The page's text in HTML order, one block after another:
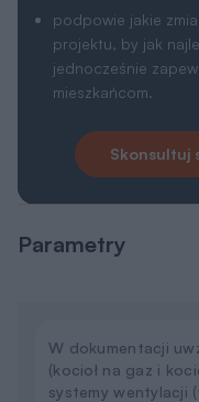
podpowie jakie
projektu, by jak
jednocześnie
mieszkańcom.
Skonsultuj
Parametry
W dokumentacji
(kocioł na gaz i
systemy wentylacji